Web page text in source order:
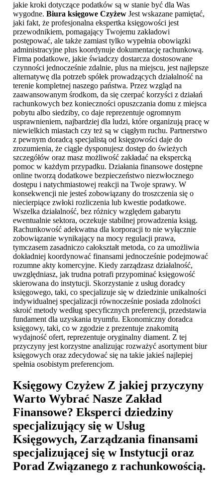
jakie kroki dotyczące podatków są w stanie być dla Was
wygodne. Biura księgowe Czyżew Jest wskazane pamiętać,
jaki fakt, że profesjonalna ekspertka księgowości jest
przewodnikiem, pomagający Twojemu zakładowi
postępować, ale także zamiast tylko wypełnia obowiązki
administracyjne plus koordynuje dokumentację rachunkową.
Firma podatkowe, jakie świadczy dostarcza dostosowane
czynności jednocześnie zdalnie, plus na miejscu, jest najlepsze
alternatywę dla potrzeb spółek prowadzących działalność na
terenie kompletnej naszego państwa. Przez wzgląd na
zaawansowanym środkom, da się czerpać korzyści z działań
rachunkowych bez konieczności opuszczania domu z miejsca
pobytu albo siedziby, co daje reprezentuje ogromnym
usprawnieniem, najbardziej dla ludzi, które organizują pracę w
niewielkich miastach czy też są w ciągłym ruchu. Partnerstwo
z pewnym doradcą specjalistą od księgowości daje do
zrozumienia, że ciągle dysponujesz dostęp do świeżych
szczegółów oraz masz możliwość zakładać na ekspercką
pomoc w każdym przypadku. Działania finansowe dostępne
online tworzą dodatkowe bezpieczeństwo niezwłocznego
dostępu i natychmiastowej reakcji na Twoje sprawy. W
konsekwencji nie jesteś zobowiązany do troszczenia się o
niecierpiące zwłoki rozliczenia lub kwestie podatkowe.
Wszelka działalność, bez różnicy względem gabarytu
ewentualnie sektora, oczekuje stabilnej prowadzenia ksiąg.
Rachunkowość adekwatna dla korporacji to nie wyłącznie
zobowiązanie wynikający na mocy regulacji prawa,
tymczasem zasadniczo całokształt metoda, co za umożliwia
dokładniej koordynować finansami jednocześnie podejmować
rozumne akty komercyjne. Kiedy zarządzasz działalność,
uwzględniasz, jak trudna potrafi przypominać księgowość
skierowana do instytucji. Skorzystanie z usług doradcy
księgowego, taki, co specjalizuje się w dziedzinie unikalności
indywidualnej specjalizacji równocześnie posiada zdolności
skroić metody według specyficznych preferencji, przedstawia
fundament dla uzyskania tryumfu. Ekonomiczny doradca
księgowy, taki, co w zgodzie z prezentuje znakomitą
wydajność ofert, reprezentuje oryginalny diament. Z tej
przyczyny jest korzystne analizując rozważyć asortyment biur
księgowych oraz zdecydować się na takie jakieś najlepiej
spełnia osobistym preferencjom.
Księgowy CzyżewZ jakiej przyczyny
Warto Wybrać Nasze Zakład
Finansowe? Eksperci dziedziny
specjalizujący się w Usług
Księgowych, Zarządzania finansami
specjalizującej się w Instytucji oraz
Porad Związanego z rachunkowością.